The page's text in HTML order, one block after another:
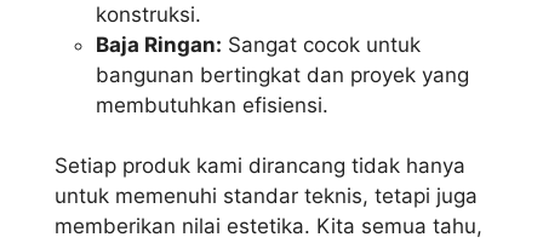
konstruksi.
Baja Ringan: Sangat cocok untuk
bangunan bertingkat dan proyek yang
membutuhkan efisiensi.
Setiap produk kami dirancang tidak hanya
untuk memenuhi standar teknis, tetapi juga
memberikan nilai estetika. Kita semua tahu,